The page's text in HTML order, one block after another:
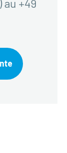
au +49